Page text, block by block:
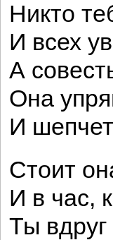
Никто
И всех
А
Она
И
Стоит
И в час,
Ты